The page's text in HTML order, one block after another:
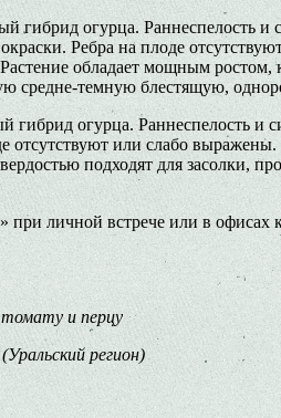
гибрид огурца. Раннеспелость
Ребра на плоде
обладает мощным
средне-темную блестящую,
гибрид огурца. Раннеспелость
отсутствуют или слабо
подходят для засолки,
личной встрече или в
томату и перцу
регион)